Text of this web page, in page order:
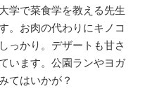
学で菜食学を教える先生
。お肉の代わりにキノコ
っかり。デザートも甘さ
います。公園ランやヨガ
てはいかが？